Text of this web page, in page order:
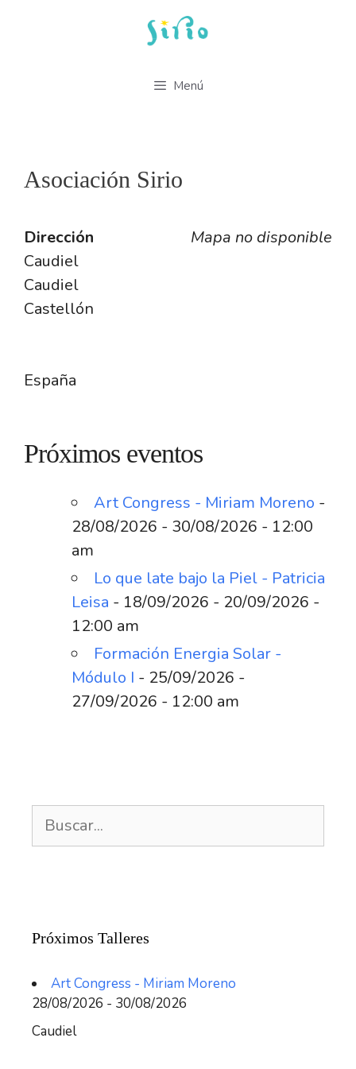
Menú
Asociación Sirio
Mapa no disponible
Dirección
Caudiel
Caudiel
Castellón
España
Próximos eventos
Art Congress - Miriam Moreno -
28/08/2026 - 30/08/2026 - 12:00
am
Lo que late bajo la Piel - Patricia
Leisa - 18/09/2026 - 20/09/2026 -
12:00 am
Formación Energia Solar -
Módulo I - 25/09/2026 -
27/09/2026 - 12:00 am
Próximos Talleres
Art Congress - Miriam Moreno
28/08/2026 - 30/08/2026
Caudiel